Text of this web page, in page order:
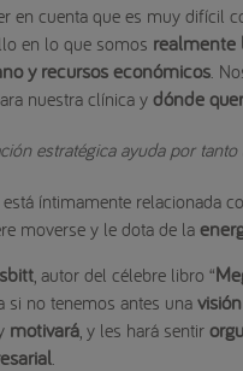
en cuenta que es muy difícil
en lo que somos realmente
y recursos económicos .
nuestra clínica ydónde
estratégica ayuda por
está íntimamente relacionada
moverse y le dota de la
, autor del célebre libro “
si no tenemos antes una
motivará , y les hará sentir